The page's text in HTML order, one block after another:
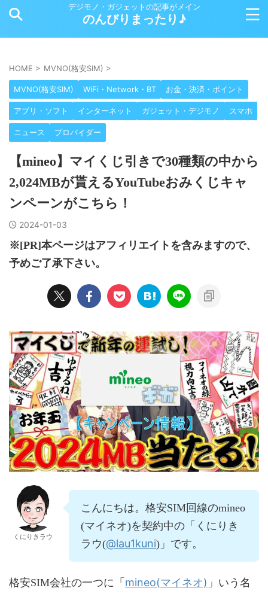
デジモノ・ガジェットの記事がメイン
のんびりまったり♪
HOME > MVNO(格安SIM) >
MVNO(格安SIM) WiFi・Network・BT お金・決済・ポイント
アプリ・ソフト インターネット ガジェット・デジモノ スマホ
ニュース プロバイダー
【mineo】マイくじ引きで30種類の中から
2,024MBが貰えるYouTubeおみくじキャ
ンペーンがこちら！
2024-01-03
※[PR]本ページはアフィリエイトを含みますので、
予めご了承下さい。
くにりきラウ
こんにちは。格安SIM回線のmineo
(マイネオ)を契約中の「くにりき
ラウ(@lau1kuni)」です。
格安SIM会社の一つに「 mineo(マイネオ) 」いう名